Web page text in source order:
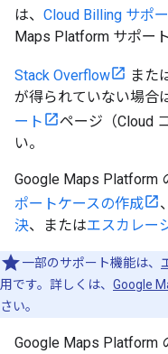
は、 Cloud Billing サポ
Maps Platform サポー
Stack Overflow また
が得られていない場合
ート
ページ（Cloud
い。
Google Maps Platform
ポートケースの作成
決、またはエスカレー
一部のサポート機能は、
用です。詳しくは、 Google
さい。
Google Maps Platform